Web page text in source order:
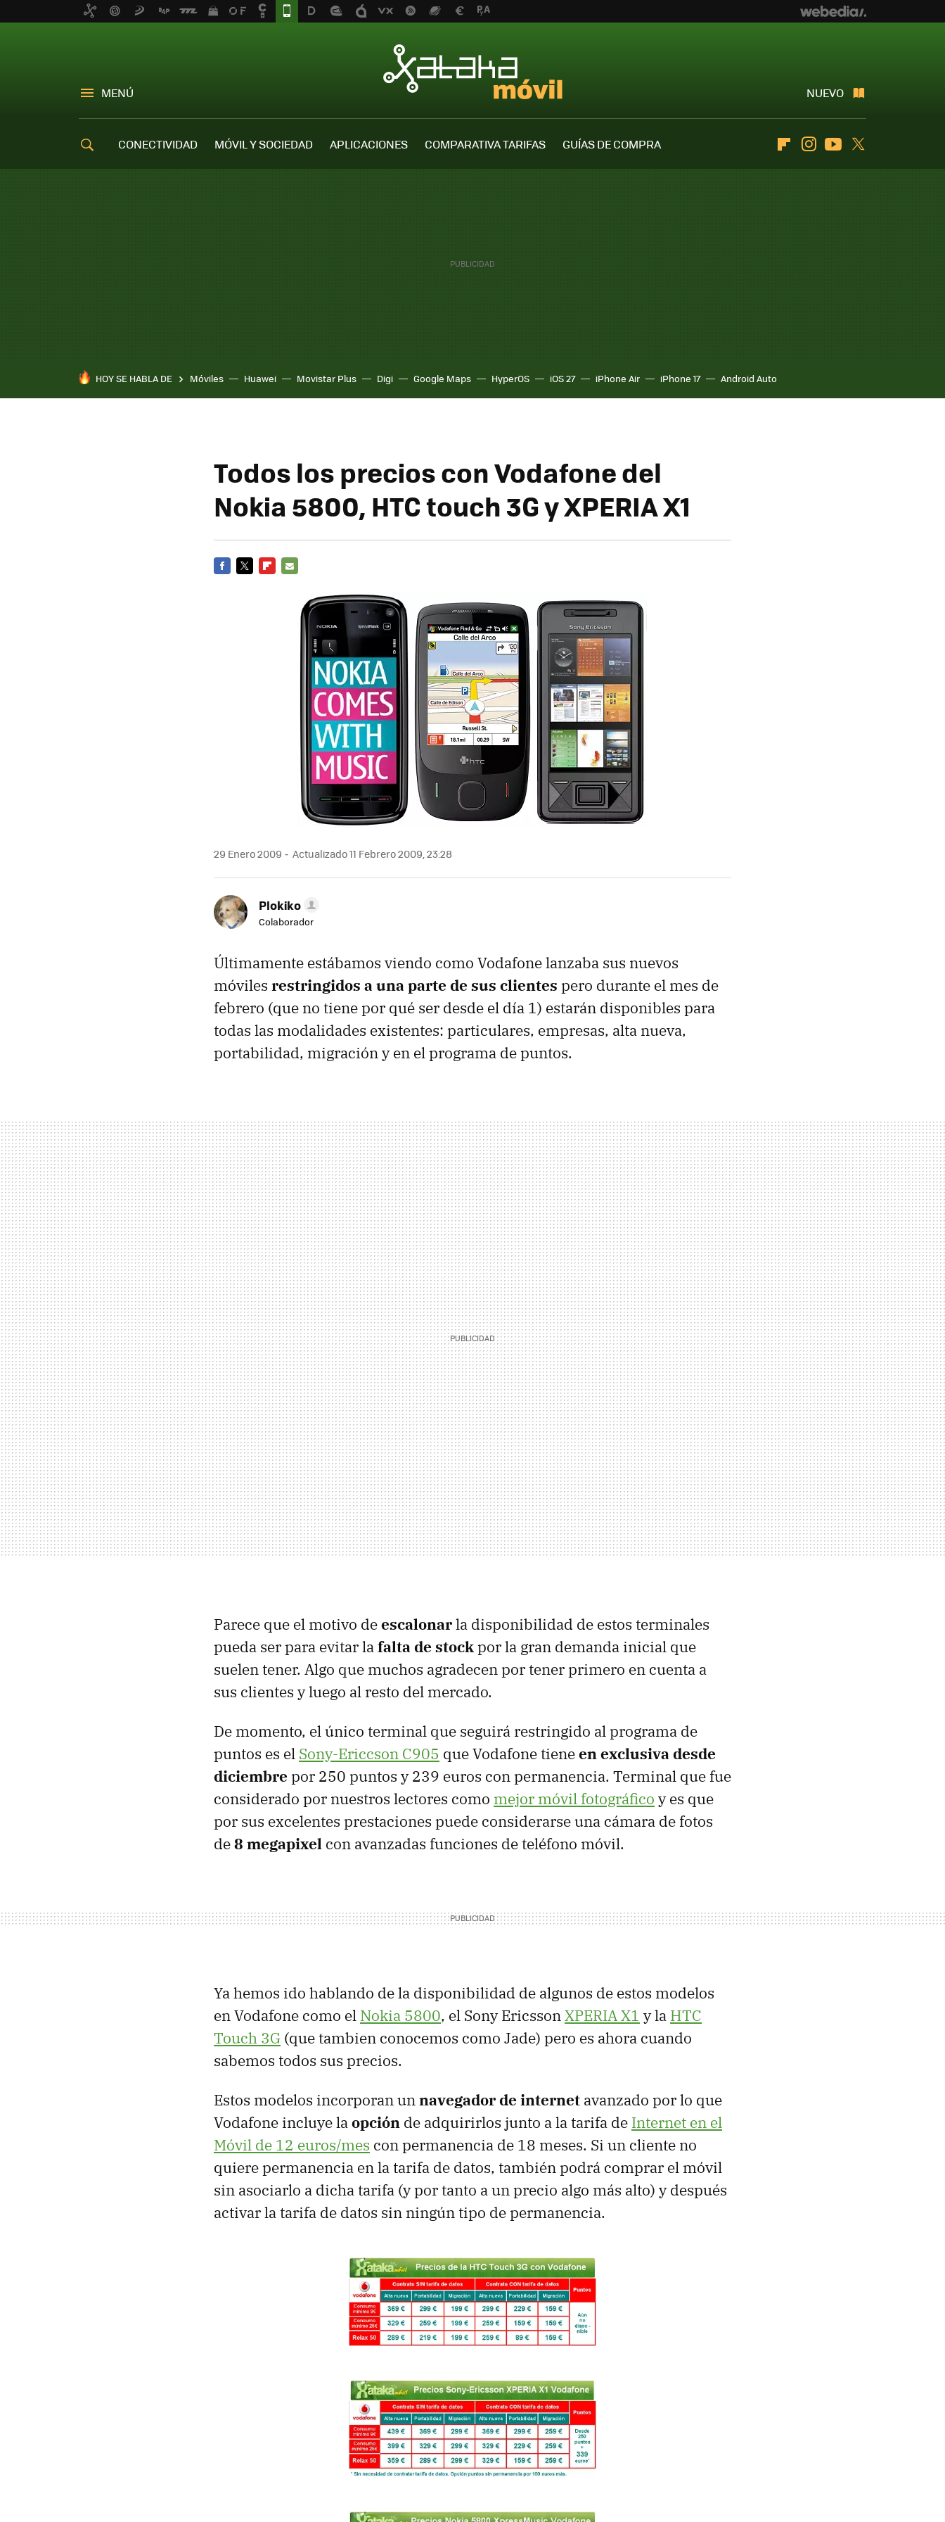
MENÚ NUEVO
CONECTIVIDAD MÓVIL Y SOCIEDAD APLICACIONES COMPARATIVA TARIFAS
GUÍAS DE COMPRA
FlipboardInstagramYoutube
HOY SE HABLA DE Móviles Huawei Movistar Plus Digi Google Maps HyperOS iOS 27 iPhone Air iPhone 17 Android Auto
Todos los precios con Vodafone del
Nokia 5800, HTC touch 3G y XPERIA X1
29 Enero 2009 Actualizado 11 Febrero 2009, 23:28
Plokiko
Colaborador
Últimamente estábamos viendo como Vodafone lanzaba sus nuevos
móviles restringidos a una parte de sus clientes pero durante el mes de
febrero (que no tiene por qué ser desde el día 1) estarán disponibles para
todas las modalidades existentes: particulares, empresas, alta nueva,
portabilidad, migración y en el programa de puntos.
Parece que el motivo deescalonarla disponibilidad de estos terminales
pueda ser para evitar lafalta de stockpor la gran demanda inicial que
suelen tener. Algo que muchos agradecen por tener primero en cuenta a
sus clientes y luego al resto del mercado.
De momento, el único terminal que seguirá restringido al programa de
puntos es el Sony-Ericcson C905 que Vodafone tieneen exclusiva desde
diciembre por 250 puntos y 239 euros con permanencia. Terminal que fue
considerado por nuestros lectores como mejor móvil fotográfico y es que
por sus excelentes prestaciones puede considerarse una cámara de fotos
de8 megapixel con avanzadas funciones de teléfono móvil.
Ya hemos ido hablando de la disponibilidad de algunos de estos modelos
en Vodafone como el Nokia 5800, el Sony EricssonXPERIAX1 y la HTC
Touch 3G (que tambien conocemos como Jade) pero es ahora cuando
sabemos todos sus precios.
Estos modelos incorporan unnavegador de internet avanzado por lo que
Vodafone incluye laopción de adquirirlos junto a la tarifa de Internet en el
Móvil de 12 euros/mes con permanencia de 18 meses. Si un cliente no
quiere permanencia en la tarifa de datos, también podrá comprar el móvil
sin asociarlo a dicha tarifa (y por tanto a un precio algo más alto) y después
activar la tarifa de datos sin ningún tipo de permanencia.